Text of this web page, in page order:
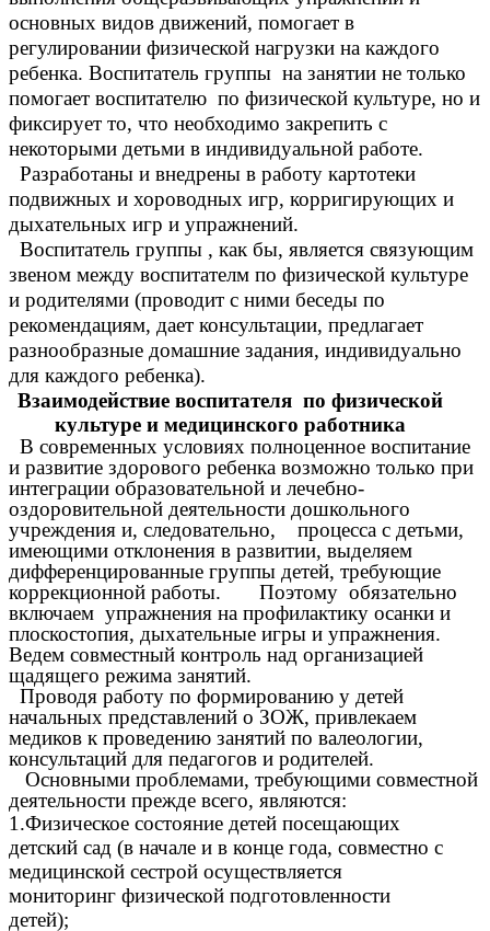
основных видов движений, помогает в
регулировании физической нагрузки на каждого
ребенка. Воспитатель группы на занятии не только
помогает воспитателю по физической культуре, но и
фиксирует то, что необходимо закрепить с
некоторыми детьми в индивидуальной работе.
Разработаны и внедрены в работу картотеки
подвижных и хороводных игр, корригирующих и
дыхательных игр и упражнений.
Воспитатель группы , как бы, является связующим
звеном между воспитателм по физической культуре
и родителями (проводит с ними беседы по
рекомендациям, дает консультации, предлагает
разнообразные домашние задания, индивидуально
для каждого ребенка).
Взаимодействие воспитателя по физической
культуре и медицинского работника
В современных условиях полноценное воспитание
и развитие здорового ребенка возможно только при
интеграции образовательной и лечебно-
оздоровительной деятельности дошкольного
учреждения и, следовательно, процесса с детьми,
имеющими отклонения в развитии, выделяем
дифференцированные группы детей, требующие
коррекционной работы. Поэтому обязательно
включаем упражнения на профилактику осанки и
плоскостопия, дыхательные игры и упражнения.
Ведем совместный контроль над организацией
щадящего режима занятий.
Проводя работу по формированию у детей
начальных представлений о ЗОЖ, привлекаем
медиков к проведению занятий по валеологии,
консультаций для педагогов и родителей.
Основными проблемами, требующими совместной
деятельности прежде всего, являются:
1.Физическое состояние детей посещающих
детский сад (в начале и в конце года, совместно с
медицинской сестрой осуществляется
мониторинг физической подготовленности
детей);